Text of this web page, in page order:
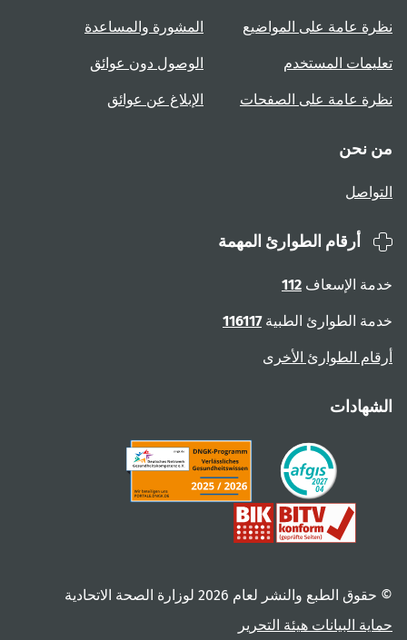
نظرة عامة على المواضيع
تعليمات المستخدم
نظرة عامة على الصفحات
المشورة والمساعدة
الوصول دون عوائق
الإبلاغ عن عوائق
من نحن
التواصل
أرقام الطوارئ المهمة
خدمة الإسعاف 112
خدمة الطوارئ الطبية116117
أرقام الطوارئ الأخرى
الشهادات
© حقوق الطبع والنشر لعام ‎2026 لوزارة الصحة الاتحادية
حماية البيانات هيئة التحرير